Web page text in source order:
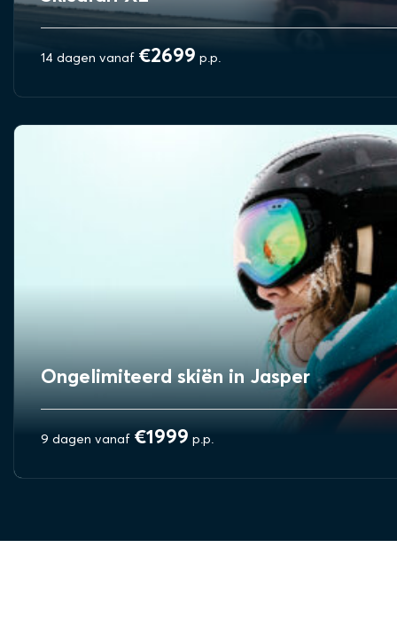
14 dagen vanaf €2699 p.p.
Ongelimiteerd skiën in Jasper
9 dagen vanaf €1999 p.p.